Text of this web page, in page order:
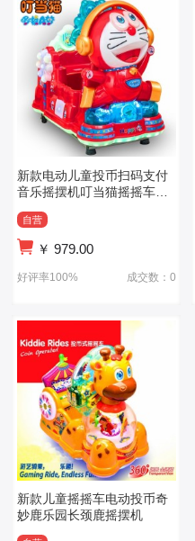
新款电动儿童投币扫码支付
音乐摇摆机叮当猫摇摇车机
自营
￥ 979.00
好评率100% 成交数：0
新款儿童摇摇车电动投币奇
妙鹿乐园长颈鹿摇摆机